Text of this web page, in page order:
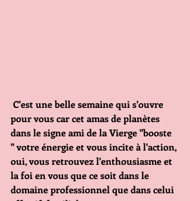
C'est une belle semaine qui s'ouvre
pour vous car cet amas de planètes
dans le signe ami de la Vierge "booste
" votre énergie et vous incite à l'action,
oui, vous retrouvez l'enthousiasme et
la foi en vous que ce soit dans le
domaine professionnel que dans celui